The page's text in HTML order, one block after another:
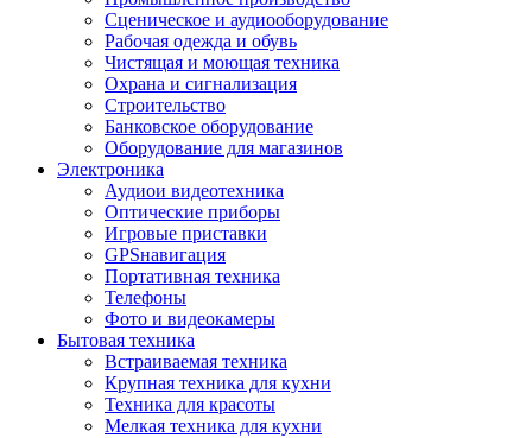
Сценическое и аудиооборудование
Рабочая одежда и обувь
Чистящая и моющая техника
Охрана и сигнализация
Строительство
Банковское оборудование
Оборудование для магазинов
Электроника
Аудиои видеотехника
Оптические приборы
Игровые приставки
GPSнавигация
Портативная техника
Телефоны
Фото и видеокамеры
Бытовая техника
Встраиваемая техника
Крупная техника для кухни
Техника для красоты
Мелкая техника для кухни